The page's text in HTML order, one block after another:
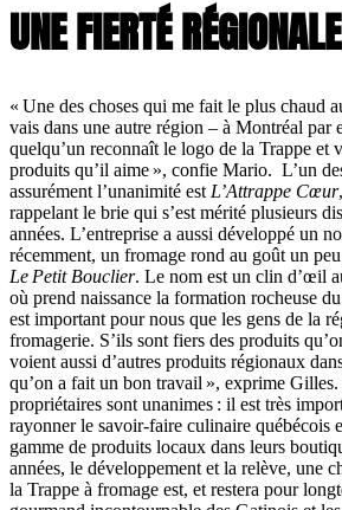
UNE FIERTÉ RÉGIONALE
« Une des choses qui me fait le plus chaud
vais dans une autre région – à Montréal par
quelqu’un reconnaît le logo de la Trappe et
produits qu’il aime », confie Mario. L’un
assurément l’unanimité est L’Attrappe Cœur
rappelant le brie qui s’est mérité plusieurs
années. L’entreprise a aussi développé un
récemment, un fromage rond au goût un
Le Petit Bouclier. Le nom est un clin d’œil
où prend naissance la formation rocheuse
est important pour nous que les gens de la
fromagerie. S’ils sont fiers des produits
voient aussi d’autres produits régionaux
qu’on a fait un bon travail », exprime
propriétaires sont unanimes : il est très
rayonner le savoir-faire culinaire québécois
gamme de produits locaux dans leurs
années, le développement et la relève, une
la Trappe à fromage est, et restera pour